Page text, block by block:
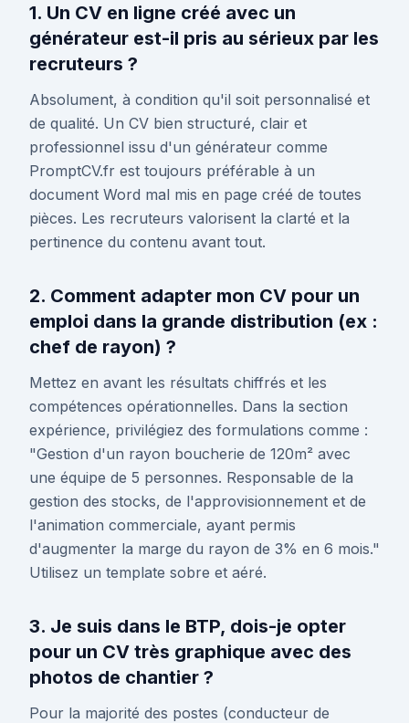
1. Un CV en ligne créé avec un
générateur est-il pris au sérieux par les
recruteurs ?
Absolument, à condition qu'il soit personnalisé et
de qualité. Un CV bien structuré, clair et
professionnel issu d'un générateur comme
PromptCV.fr est toujours préférable à un
document Word mal mis en page créé de toutes
pièces. Les recruteurs valorisent la clarté et la
pertinence du contenu avant tout.
2. Comment adapter mon CV pour un
emploi dans la grande distribution (ex :
chef de rayon) ?
Mettez en avant les résultats chiffrés et les
compétences opérationnelles. Dans la section
expérience, privilégiez des formulations comme :
"Gestion d'un rayon boucherie de 120m² avec
une équipe de 5 personnes. Responsable de la
gestion des stocks, de l'approvisionnement et de
l'animation commerciale, ayant permis
d'augmenter la marge du rayon de 3% en 6 mois."
Utilisez un template sobre et aéré.
3. Je suis dans le BTP, dois-je opter
pour un CV très graphique avec des
photos de chantier ?
Pour la majorité des postes (conducteur de